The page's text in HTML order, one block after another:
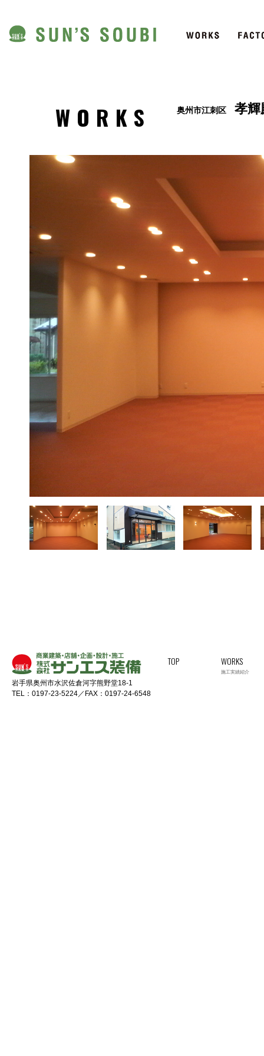
WORKS 奥州市江刺区 孝
岩手県奥州市水沢佐倉河字熊野堂18-1
TEL：0197-23-5224／FAX：0197-24-6548
TOP WORKS
施工実績紹介